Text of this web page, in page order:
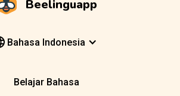
Beelinguapp
Bahasa Indonesia
Belajar Bahasa